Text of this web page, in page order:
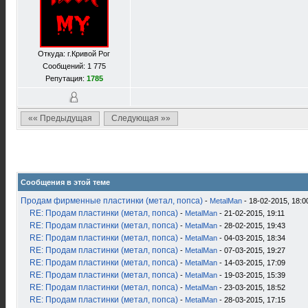
Откуда: г.Кривой Рог
Сообщений: 1 775
Репутация: 1785
«« Предыдущая Следующая »»
Сообщения в этой теме
Продам фирменные пластинки (метал, попса) - MetalMan - 18-02-2015,
RE: Продам пластинки (метал, попса) - MetalMan - 21-02-2015, 19:11
RE: Продам пластинки (метал, попса) - MetalMan - 28-02-2015, 19:43
RE: Продам пластинки (метал, попса) - MetalMan - 04-03-2015, 18:34
RE: Продам пластинки (метал, попса) - MetalMan - 07-03-2015, 19:27
RE: Продам пластинки (метал, попса) - MetalMan - 14-03-2015, 17:09
RE: Продам пластинки (метал, попса) - MetalMan - 19-03-2015, 15:39
RE: Продам пластинки (метал, попса) - MetalMan - 23-03-2015, 18:52
RE: Продам пластинки (метал, попса) - MetalMan - 28-03-2015, 17:15